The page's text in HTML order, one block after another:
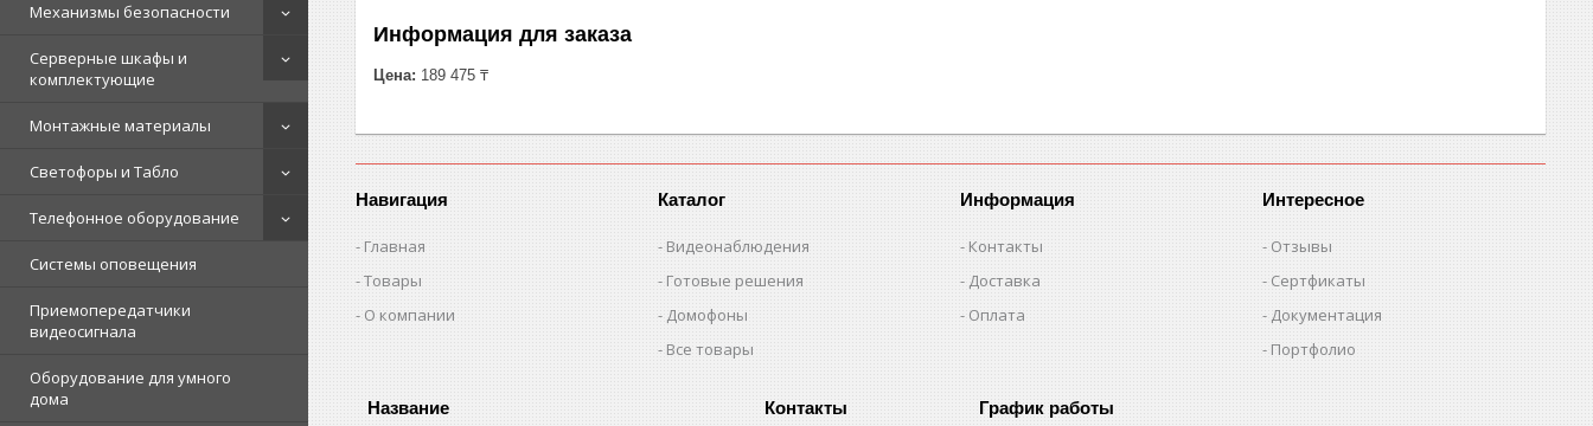
Механизмы безопасности
Серверные шкафы и
комплектующие
Монтажные материалы
Светофоры и Табло
Телефонное оборудование
Системы оповещения
Приемопередатчики
видеосигнала
Оборудование для умного
дома
Информация для заказа
Цена: 189 475 ₸
Навигация
Главная
Товары
О компании
Каталог
Видеонаблюдения
Готовые решения
Домофоны
Все товары
Информация
Контакты
Доставка
Оплата
Интересное
Отзывы
Сертфикаты
Документация
Портфолио
График работы